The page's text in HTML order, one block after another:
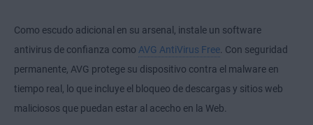
Como escudo adicional en su arsenal, instale un software
antivirus de confianza como AVG AntiVirus Free . Con seguridad
permanente, AVG protege su dispositivo contra el malware en
tiempo real, lo que incluye el bloqueo de descargas y sitios web
maliciosos que puedan estar al acecho en la Web.